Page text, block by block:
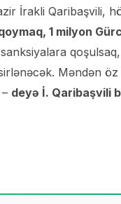
İrakli Qaribaşvili,
1 milyon
Məndən
deyə İ. Qaribaşvili